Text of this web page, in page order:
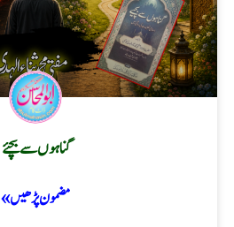
گناہوں سے بچئے
مضمون پڑھیں »